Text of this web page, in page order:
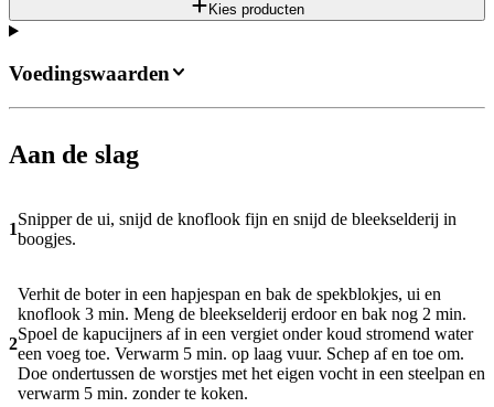
Kies producten
Aan de slag
1
Snipper de ui, snijd de knoflook fijn en snijd de bleekselderij in
boogjes.
2
Verhit de boter in een hapjespan en bak de spekblokjes, ui en
knoflook 3 min. Meng de bleekselderij erdoor en bak nog 2 min.
Spoel de kapucijners af in een vergiet onder koud stromend water
een voeg toe. Verwarm 5 min. op laag vuur. Schep af en toe om.
Doe ondertussen de worstjes met het eigen vocht in een steelpan en
verwarm 5 min. zonder te koken.
Voedingswaarden